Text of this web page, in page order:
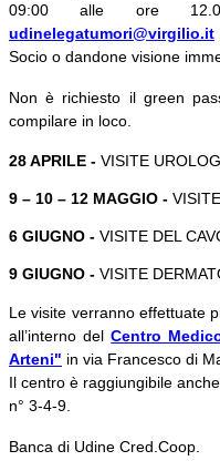
09:00 alle ore
udinelegatumori@virgilio.it
Socio o dandone visione
Non è richiesto il green
compilare in loco.
28 APRILE - VISITE
9 – 10 – 12 MAGGIO -
6 GIUGNO - VISITE DEL
9 GIUGNO - VISITE
Le visite verranno effettuate
all’interno delCentro
Arteni" in via Francesco di
Il centro è raggiungibile
n° 3-4-9.
Banca di Udine Cred.Coop.